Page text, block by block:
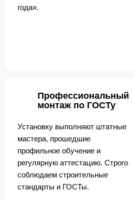
года».
Профессиональный
монтаж по ГОСТу
Установку выполняют штатные
мастера, прошедшие
профильное обучение и
регулярную аттестацию. Строго
соблюдаем строительные
стандарты и ГОСТы.